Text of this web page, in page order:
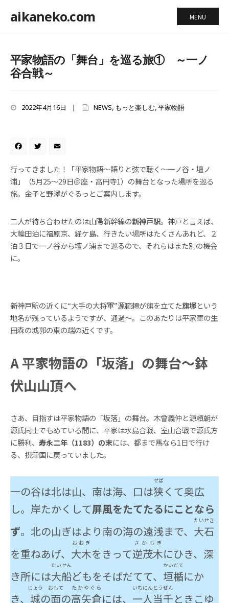
aikaneko.com MENU
平家物語の「舞台」を巡る旅① ～一ノ
谷合戦～
2022年4月16日 | NEWS, もっと楽しむ,平家物語
Facebook
Twitter
行ってきました！「平家物語～語りと弦で聴く～一ノ谷・壇ノ
浦」（5月25～29日＠座・高円寺1）の舞台となった場所を巡る
旅。金子と野澤がぐるっとご案内します。
二人が待ち合わせたのは山陽新幹線の新神戸駅。神戸と言えば、
大輪田泊に福原京、経ケ島、行きたい場所はたくさんあれど、２
泊３日で一ノ谷から壇ノ浦まで巡るので、それらはまた別の機会
に。
新神戸駅の近くに“大手の大将軍”源範頼が旗を立てた旗塚という
地名が残っているようですが、通過～。このあたりは平家軍の生
田森の城郭の東の端の近くです。
A 平家物語の「坂落」の舞台～鉢
伏山山頂へ
さあ、目指すは平家物語の「坂落」の舞台。木曾義仲と源頼朝が
源氏同士でもめている間に、平家は水島合戦、室山合戦で源氏方
に勝利、 寿永二年（1183）の末には、都まで馬なら1日で行け
る、摂津国に戻っていました。
一の谷は北は山、南は海、口は狭
せば
くて奥広
し。岸たかくして屏風をたてたるにことなら
ず。北の山ぎはより南の海の遠浅まで、 大石
たいせき
を重ねあげ、 大木
おおぎ
をきって逆茂木
さかもぎ
にひき、深
き所には大船
たいせん
どもをそばだてて、 垣
かい
楯
だて
にか
き、 城
じょう
の面
おもて
の高矢倉
たかやぐら
には、 一人
いちにん
当千
とうぜん
ときこゆ